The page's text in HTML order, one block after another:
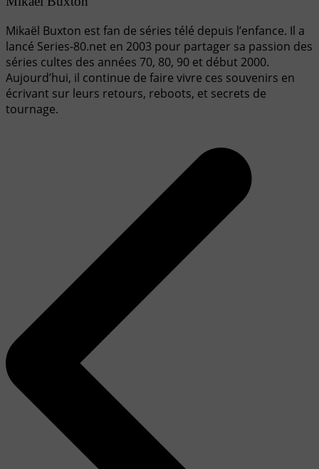
Mikaël Buxton est fan de séries télé depuis l’enfance. Il a
lancé Series-80.net en 2003 pour partager sa passion des
séries cultes des années 70, 80, 90 et début 2000.
Aujourd’hui, il continue de faire vivre ces souvenirs en
écrivant sur leurs retours, reboots, et secrets de
tournage.